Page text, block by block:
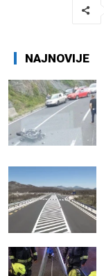
NAJNOVIJE